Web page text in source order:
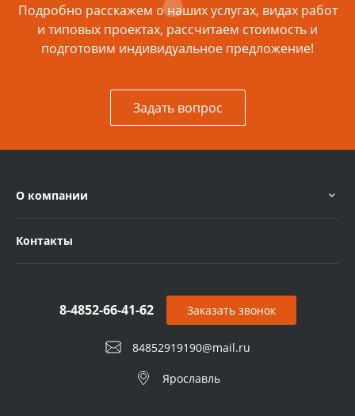
Подробно расскажем о наших услугах, видах работ
и типовых проектах, рассчитаем стоимость и
подготовим индивидуальное предложение!
Задать вопрос
О компании
Контакты
84852919190@mail.ru
8-4852-66-41-62
Ярославль
Заказать звонок